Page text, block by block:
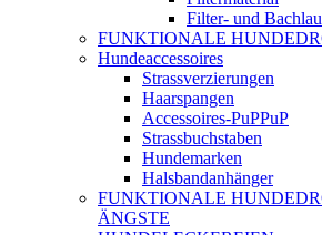
Filter- und
FUNKTIONALE
Hundeaccessoires
Strassverzierungen
Haarspangen
Accessoires-PuPPuP
Strassbuchstaben
Hundemarken
Halsbandanhänger
FUNKTIONALE
ÄNGSTE